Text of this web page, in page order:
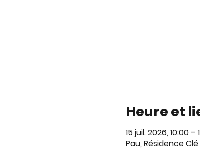
Heure et
15 juil. 2026, 10:00 –
Pau, Résidence